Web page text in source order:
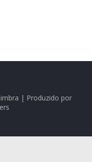
| Produzido por